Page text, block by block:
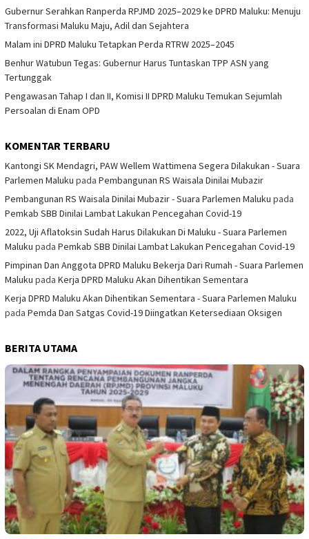
Gubernur Serahkan Ranperda RPJMD 2025–2029 ke DPRD Maluku: Menuju
Transformasi Maluku Maju, Adil dan Sejahtera
Malam ini DPRD Maluku Tetapkan Perda RTRW 2025–2045
Benhur Watubun Tegas: Gubernur Harus Tuntaskan TPP ASN yang
Tertunggak
Pengawasan Tahap I dan II, Komisi II DPRD Maluku Temukan Sejumlah
Persoalan di Enam OPD
KOMENTAR TERBARU
Kantongi SK Mendagri, PAW Wellem Wattimena Segera Dilakukan - Suara
Parlemen Maluku pada Pembangunan RS Waisala Dinilai Mubazir
Pembangunan RS Waisala Dinilai Mubazir - Suara Parlemen Maluku pada
Pemkab SBB Dinilai Lambat Lakukan Pencegahan Covid-19
2022, Uji Aflatoksin Sudah Harus Dilakukan Di Maluku - Suara Parlemen
Maluku pada Pemkab SBB Dinilai Lambat Lakukan Pencegahan Covid-19
Pimpinan Dan Anggota DPRD Maluku Bekerja Dari Rumah - Suara Parlemen
Maluku pada Kerja DPRD Maluku Akan Dihentikan Sementara
Kerja DPRD Maluku Akan Dihentikan Sementara - Suara Parlemen Maluku
pada Pemda Dan Satgas Covid-19 Diingatkan Ketersediaan Oksigen
BERITA UTAMA